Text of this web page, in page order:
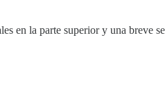
en la parte superior y una breve